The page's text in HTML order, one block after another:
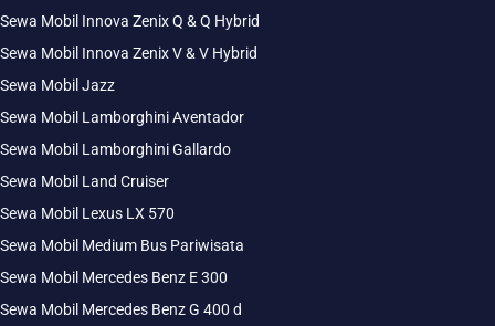
Sewa Mobil Innova Zenix Q & Q Hybrid
Sewa Mobil Innova Zenix V & V Hybrid
Sewa Mobil Jazz
Sewa Mobil Lamborghini Aventador
Sewa Mobil Lamborghini Gallardo
Sewa Mobil Land Cruiser
Sewa Mobil Lexus LX 570
Sewa Mobil Medium Bus Pariwisata
Sewa Mobil Mercedes Benz E 300
Sewa Mobil Mercedes Benz G 400 d